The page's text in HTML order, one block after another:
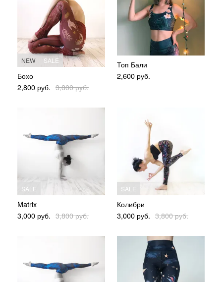
NEW SALE
Бохо
2,800 руб. 3,800руб.
Топ Бали
2,600 руб.
SALE
Matrix
3,000 руб. 3,800руб.
SALE
Колибри
3,000 руб. 3,800руб.